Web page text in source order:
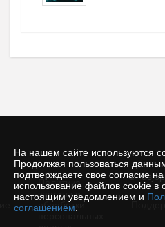
На нашем сайте используются
Продолжая пользоваться
подтверждаете свое согласие на
использование файлов cookie в
настоящим уведомлением и
соглашением
©
Политика
защиты и
обработки